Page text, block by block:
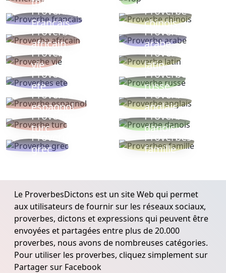
Proverbe
Français
Proverbe
chinois
Proverbe
africain
Proverbe
arabe
Proverbe
vie
Proverbe
latin
Proverbes
ete
Proverbe
russe
Proverbe
espagnol
Proverbe
anglais
Proverbe
turc
Proverbe
danois
Proverbe
grec
Proverbes
famille
Le ProverbesDictons est un site Web qui permet
aux utilisateurs de fournir sur les réseaux sociaux,
proverbes, dictons et expressions qui peuvent être
envoyées et partagées entre plus de 20.000
proverbes, nous avons de nombreuses catégories.
Pour utiliser les proverbes, cliquez simplement sur
Partager sur Facebook